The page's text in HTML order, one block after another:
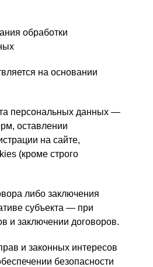
обработки
на основании
персональных данных —
оставлении
на сайте,
(кроме строго
либо заключения
субъекта — при
и заключении договоров.
и законных интересов
безопасности